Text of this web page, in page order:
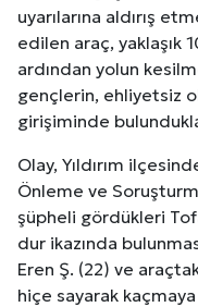
uyarılarına aldırış
edilen araç, yaklaşık
ardından yolun
gençlerin, ehliyetsiz
girişiminde
Olay, Yıldırım
Önleme ve
şüpheli gördükleri
dur ikazında
Eren Ş. (22) ve
hiçe sayarak kaçmaya